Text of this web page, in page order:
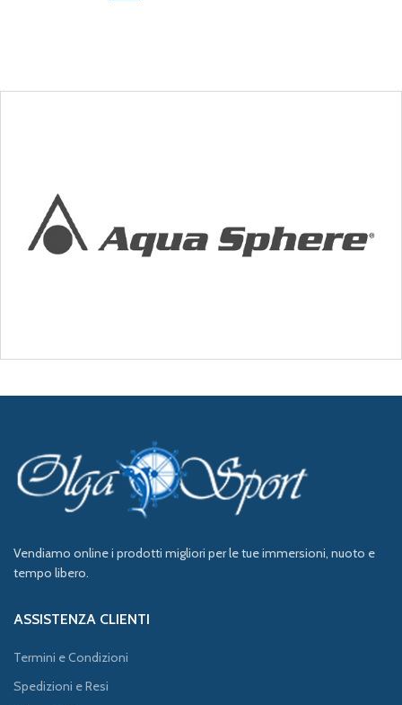
Vendiamo online i prodotti migliori per le tue immersioni, nuoto e
tempo libero.
ASSISTENZA CLIENTI
Termini e Condizioni
Spedizioni e Resi